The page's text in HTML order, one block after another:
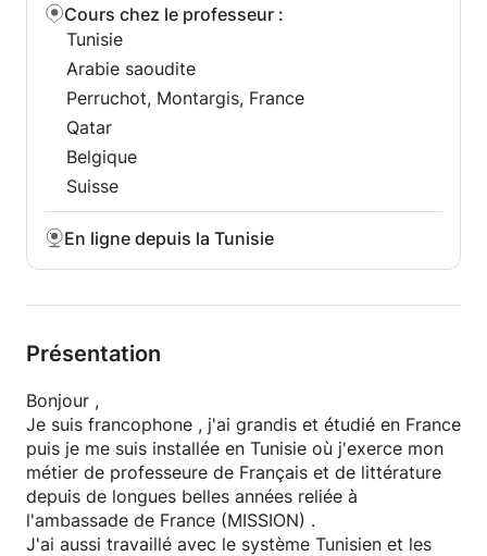
gagner de l'assurance.
Cours chez le professeur :
Tunisie
Arabie saoudite
Perruchot, Montargis, France
Qatar
Belgique
Suisse
En ligne depuis la Tunisie
Présentation
Bonjour ,
Je suis francophone , j'ai grandis et étudié en France
puis je me suis installée en Tunisie où j'exerce mon
métier de professeure de Français et de littérature
depuis de longues belles années reliée à
l'ambassade de France (MISSION) .
J'ai aussi travaillé avec le système Tunisien et les